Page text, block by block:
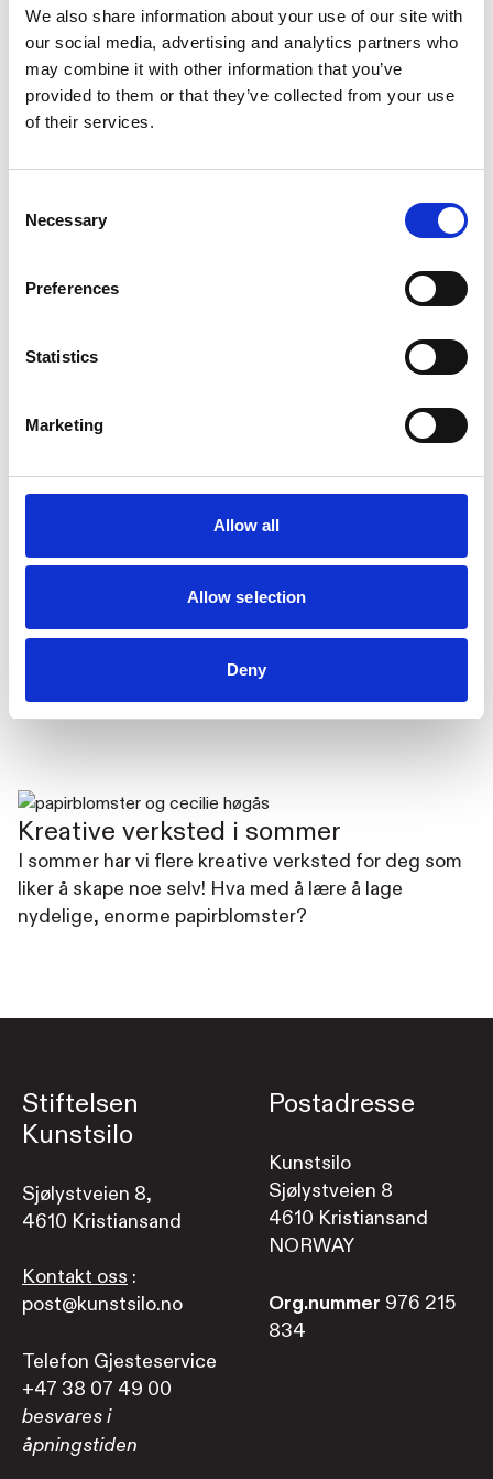
We also share information about your use of our site with
our social media, advertising and analytics partners who
may combine it with other information that you’ve
provided to them or that they’ve collected from your use
of their services.
Selection
Necessary
Preferences
Statistics
Marketing
Allow all
Allow selection
Deny
hver dag fra 11 - 22 ( søndager 11 - 19).
Les mer om Brasseri og se meny
Sommervarer og suvenirer i Kunstsilo
I Kunstsilo Shop har vi unike kvalitetsvarer for store
og små. Her finner du et bredt og inspirerende
utvalg av kunst- og designprodukter, nøye utvalgt
for å gi deg en unik opplevelse og flotte minner fra
Butikk
været på kroppen, og nyte våre skulpturer.
Kreative verksted i sommer
I sommer har vi flere kreative verksted for deg som
liker å skape noe selv! Hva med å lære å lage
nydelige, enorme papirblomster?
Stiftelsen
Kunstsilo
Sjølystveien 8,
4610 Kristiansand
Kontakt oss :
post@kunstsilo.no
Telefon Gjesteservice
+47 38 07 49 00
besvares i
åpningstiden
Postadresse
Kunstsilo
Sjølystveien 8
4610 Kristiansand
NORWAY
Org.nummer 976 215
834